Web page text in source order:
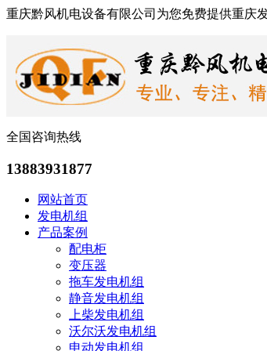
重庆黔风机电设备有限公司为您免费提供重庆
全国咨询热线
13883931877
网站首页
发电机组
产品案例
配电柜
变压器
拖车发电机组
静音发电机组
上柴发电机组
沃尔沃发电机组
申动发电机组